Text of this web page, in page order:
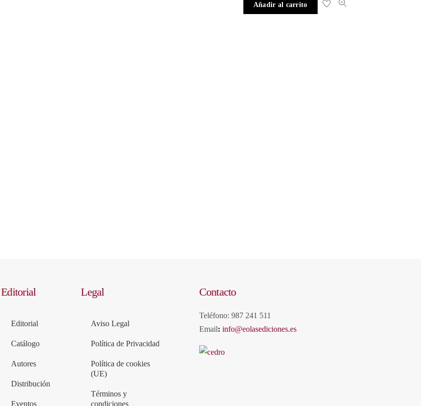
Añadir al carrito
Editorial
Editorial
Catálogo
Autores
Distribución
Eventos
Legal
Aviso Legal
Política de Privacidad
Política de cookies
(UE)
Términos y
condiciones
Contacto
Teléfono: 987 241 511
Email: info@eolasediciones.es